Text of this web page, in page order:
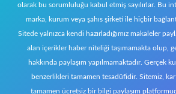
olarak bu sorumluluğu kabul etmiş sayılırlar. Bu
marka, kurum veya şahıs şirketi ile hiçbir
Sitede yalnızca kendi hazırladığımız makaleler
alan içerikler haber niteliği taşımamakta olup,
hakkında paylaşım yapılmamaktadır. Gerçek
benzerlikleri tamamen tesadüfidir. Sitemiz,
tamamen ücretsiz bir bilgi paylaşım